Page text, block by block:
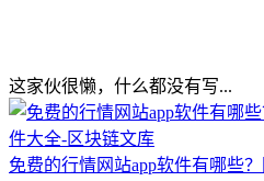
这家伙很懒，什么都没有写...
免费的行情网站app软件有哪些